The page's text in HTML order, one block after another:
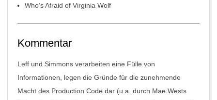
Who’s Afraid of Virginia Wolf
Kommentar
Leff und Simmons verarbeiten eine Fülle von
Informationen, legen die Gründe für die zunehmende
Macht des Production Code dar (u.a. durch Mae Wests